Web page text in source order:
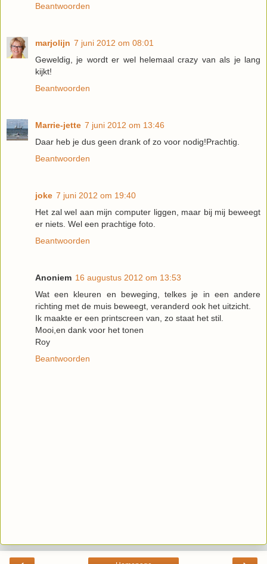
Beantwoorden
marjolijn 7 juni 2012 om 08:01
Geweldig, je wordt er wel helemaal crazy van als je lang
kijkt!
Beantwoorden
Marrie-jette 7 juni 2012 om 13:46
Daar heb je dus geen drank of zo voor nodig!Prachtig.
Beantwoorden
joke 7 juni 2012 om 19:40
Het zal wel aan mijn computer liggen, maar bij mij beweegt
er niets. Wel een prachtige foto.
Beantwoorden
Anoniem 16 augustus 2012 om 13:53
Wat een kleuren en beweging, telkes je in een andere
richting met de muis beweegt, veranderd ook het uitzicht.
Ik maakte er een printscreen van, zo staat het stil.
Mooi,en dank voor het tonen
Roy
Beantwoorden